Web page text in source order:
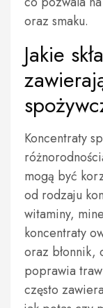
oraz smaku.
Jakie
Koncentraty
mogą być
od rodzaju
witaminy,
koncentraty
oraz błonnik,
poprawia
często